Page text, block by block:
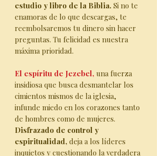
estudio y libro de la Biblia. Si no te
enamoras de lo que descargas, te
reembolsaremos tu dinero sin hacer
preguntas. Tu felicidad es nuestra
máxima prioridad.
El espíritu de Jezebel, una fuerza
insidiosa que busca desmantelar los
cimientos mismos de la iglesia,
infunde miedo en los corazones tanto
de hombres como de mujeres.
Disfrazado de control y
espiritualidad, deja a los líderes
inquietos y cuestionando la verdadera